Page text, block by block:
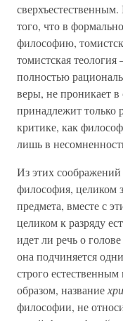
того, что в
философию,
томистская
полностью
веры, не проникает в
принадлежит только
критике, как
лишь в
Из этих
философия, целиком
предмета, вместе с
целиком к разряду
идет ли речь о
она подчиняется
строго
образом, название
философии, не